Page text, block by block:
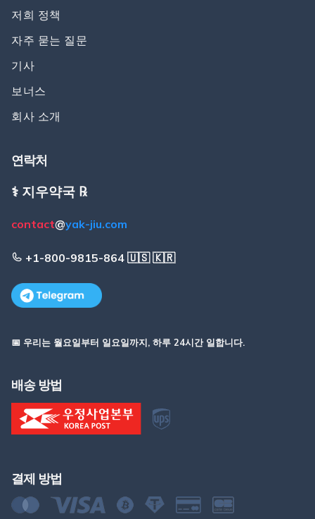
저희 정책
자주 묻는 질문
기사
보너스
회사 소개
연락처
⚕️ 지우약국 ℞
contact@yak-jiu.com
+1-800-9815-864 🇺🇸 🇰🇷
📅 우리는 월요일부터 일요일까지, 하루 24시간 일합니다.
배송 방법
결제 방법